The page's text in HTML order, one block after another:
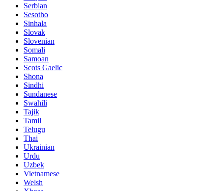
Serbian
Sesotho
Sinhala
Slovak
Slovenian
Somali
Samoan
Scots Gaelic
Shona
Sindhi
Sundanese
Swahili
Tajik
Tamil
Telugu
Thai
Ukrainian
Urdu
Uzbek
Vietnamese
Welsh